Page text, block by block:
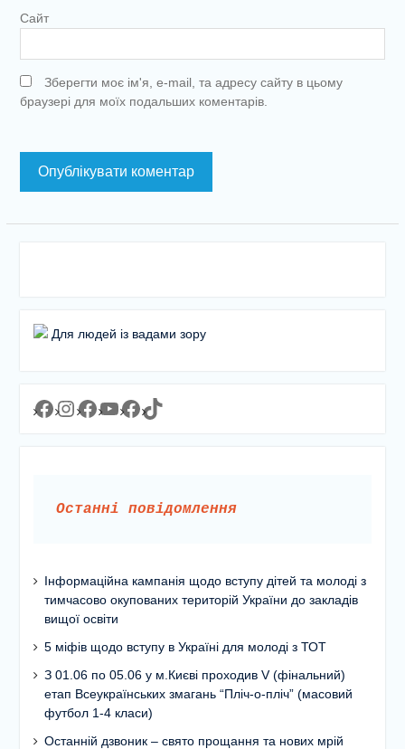
Сайт
Зберегти моє ім'я, e-mail, та адресу сайту в цьому
браузері для моїх подальших коментарів.
Для людей із вадами зору
Facebook
Instagram
Facebook
YouTube
Facebook
https://www.tiktok.com/@lyceum1man?_t=8YJMx0RJgIf&_r=1
Останні повідомлення
Інформаційна кампанія щодо вступу дітей та молоді з
тимчасово окупованих територій України до закладів
вищої освіти
5 міфів щодо вступу в Україні для молоді з ТОТ
З 01.06 по 05.06 у м.Києві проходив V (фінальний)
етап Всеукраїнських змагань “Пліч-о-пліч” (масовий
футбол 1-4 класи)
Останній дзвоник – свято прощання та нових мрій